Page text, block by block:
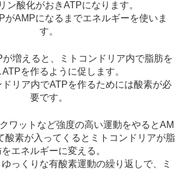
ン酸化がおきATPになります。
がAMPになるまでエネルギーを使いま
す。
増えると、ミトコンドリア内で脂肪を
を作るように促します。
リア内でATPを作るためには酸素が必
要です。
ワットなど強度の高い運動をやるとAM
酸素が入ってくるとミトコンドリアが脂
をエネルギーに変える。
っくりな有酸素運動の繰り返しで、ミ